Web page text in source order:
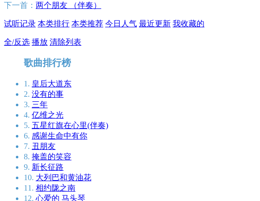
下一首： 两个朋友 （伴奏）
试听记录 本类排行 本类推荐 今日人气 最近更新 我收藏的
全/反选 播放 清除列表
歌曲排行榜
1. 皇后大道东
2. 没有的事
3. 三年
4. 亿维之光
5. 五星红旗在心里(伴奏)
6. 感谢生命中有你
7. 丑朋友
8. 掩盖的笑容
9. 新长征路
10. 大列巴和黄油花
11. 相约陇之南
12. 心爱的 马头琴